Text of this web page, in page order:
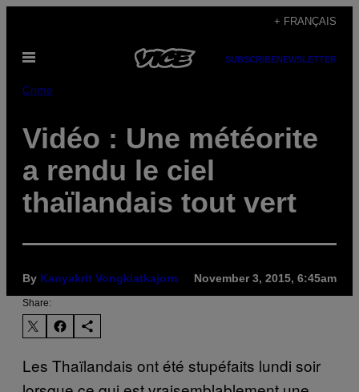
content
+ FRANÇAIS
Open
SUBSCRIBENEWSLETTER
Crime
Vidéo : Une météorite
a rendu le ciel
thaïlandais tout vert
By Kanyakrit Vongkiatkajorn November 3, 2015, 6:45am
Share:
Les Thaïlandais ont été stupéfaits lundi soir